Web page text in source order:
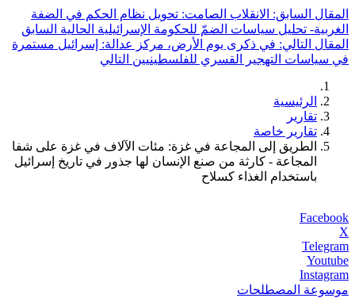
المقال السابق: الانقلاب الصامت: تحويل نظام الحكم في الضفة
الغربية- تحليل سياسات الضمّ للحكومة الإسرائيلية الحالية السابق
المقال التالي: في ذكرى يوم الأرض، مركز عدالة: إسرائيل مستمرة
في سياسات التهجير القسري للفلسطينيين التالي
الرئيسية
تقارير
تقارير خاصة
الطريق إلى المجاعة في غزة: مئات الآلاف في غزة على شفا
المجاعة - كارثة من صنع الإنسان لها جذور في تاريخ إسرائيل
باستخدام الغذاء كسلاح
Facebook
X
Telegram
Youtube
Instagram
موسوعة المصطلحات